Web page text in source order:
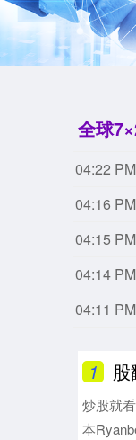
全球
04:22 PM
04:16 PM
04:15 PM
04:14 PM
04:11 PM
1 股
炒股就
本